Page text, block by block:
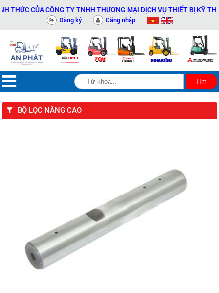
CỦA CÔNG TY TNHH THƯƠNG MẠI DỊCH VỤ THIẾT BỊ KỸ THUẬT
Đăng ký Đăng nhập
BỘ LỌC NÂNG CAO